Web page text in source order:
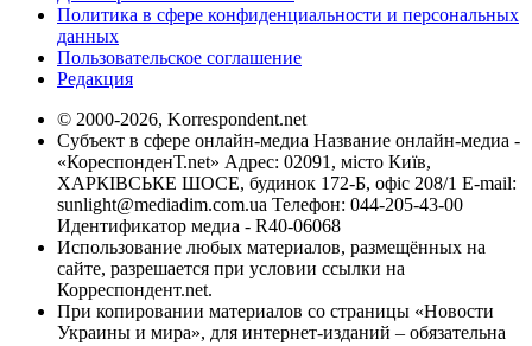
Политика в сфере конфиденциальности и персональных
данных
Пользовательское соглашение
Редакция
© 2000-2026, Korrespondent.net
Субъект в сфере онлайн-медиа Название онлайн-медиа -
«КореспонденТ.net» Адрес: 02091, місто Київ,
ХАРКІВСЬКЕ ШОСЕ, будинок 172-Б, офіс 208/1 E-mail:
sunlight@mediadim.com.ua Телефон: 044-205-43-00
Идентификатор медиа - R40-06068
Использование любых материалов, размещённых на
сайте, разрешается при условии ссылки на
Корреспондент.net.
При копировании материалов со страницы «Новости
Украины и мира», для интернет-изданий – обязательна